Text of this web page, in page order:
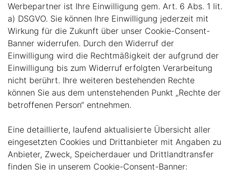
Werbepartner ist Ihre Einwilligung gem. Art. 6 Abs. 1 lit.
a) DSGVO. Sie können Ihre Einwilligung jederzeit mit
Wirkung für die Zukunft über unser Cookie-Consent-
Banner widerrufen. Durch den Widerruf der
Einwilligung wird die Rechtmäßigkeit der aufgrund der
Einwilligung bis zum Widerruf erfolgten Verarbeitung
nicht berührt. Ihre weiteren bestehenden Rechte
können Sie aus dem untenstehenden Punkt „Rechte der
betroffenen Person“ entnehmen.
Eine detaillierte, laufend aktualisierte Übersicht aller
eingesetzten Cookies und Drittanbieter mit Angaben zu
Anbieter, Zweck, Speicherdauer und Drittlandtransfer
finden Sie in unserem Cookie-Consent-Banner: